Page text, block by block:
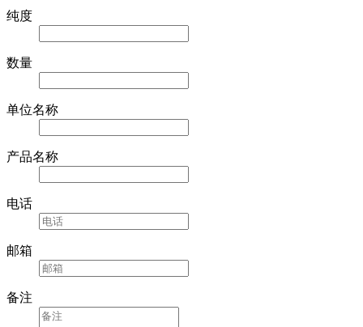
纯度
数量
单位名称
产品名称
电话
邮箱
备注